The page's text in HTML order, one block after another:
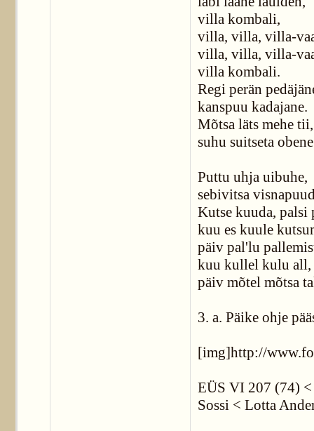
villa kombali,
villa, villa, villa-
villa, villa, villa-
villa kombali.
Regi perän
kanspuu kadajane.
Mõtsa läts mehe tii,
suhu suitseta
Puttu uhja uibuhe,
sebivitsa
Kutse kuuda, palsi
kuu es kuule
päiv pal'lu
kuu kullel kulu all,
päiv mõtel mõtsa
3. a. Päike ohje
[img]http://
EÜS VI 207 (74) <
Sossi < Lotta